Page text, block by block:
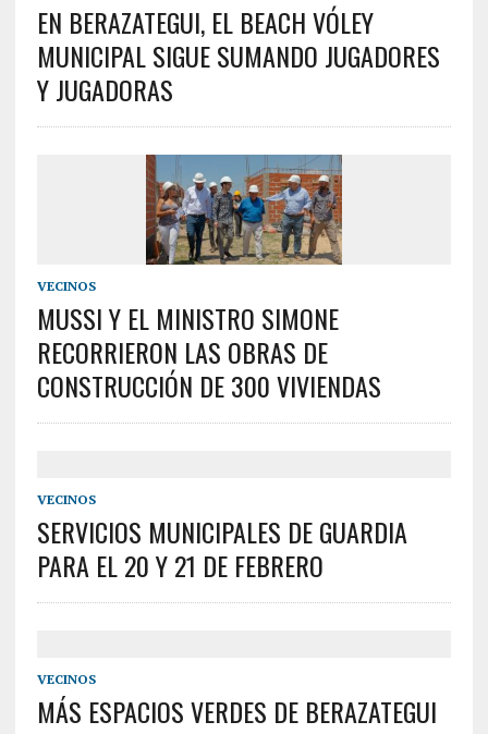
EN BERAZATEGUI, EL BEACH VÓLEY
MUNICIPAL SIGUE SUMANDO JUGADORES
Y JUGADORAS
VECINOS
MUSSI Y EL MINISTRO SIMONE
RECORRIERON LAS OBRAS DE
CONSTRUCCIÓN DE 300 VIVIENDAS
VECINOS
SERVICIOS MUNICIPALES DE GUARDIA
PARA EL 20 Y 21 DE FEBRERO
VECINOS
MÁS ESPACIOS VERDES DE BERAZATEGUI